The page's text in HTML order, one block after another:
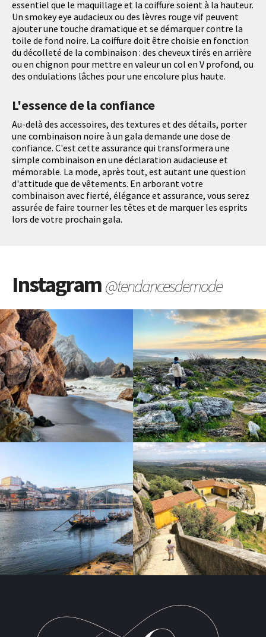
essentiel que le maquillage et la coiffure soient à la hauteur.
Un smokey eye audacieux ou des lèvres rouge vif peuvent
ajouter une touche dramatique et se démarquer contre la
toile de fond noire. La coiffure doit être choisie en fonction
du décolleté de la combinaison : des cheveux tirés en arrière
ou en chignon pour mettre en valeur un col en V profond, ou
des ondulations lâches pour une encolure plus haute.
L'essence de la confiance
Au-delà des accessoires, des textures et des détails, porter
une combinaison noire à un gala demande une dose de
confiance. C'est cette assurance qui transformera une
simple combinaison en une déclaration audacieuse et
mémorable. La mode, après tout, est autant une question
d'attitude que de vêtements. En arborant votre
combinaison avec fierté, élégance et assurance, vous serez
assurée de faire tourner les têtes et de marquer les esprits
lors de votre prochain gala.
Instagram@tendancesdemode